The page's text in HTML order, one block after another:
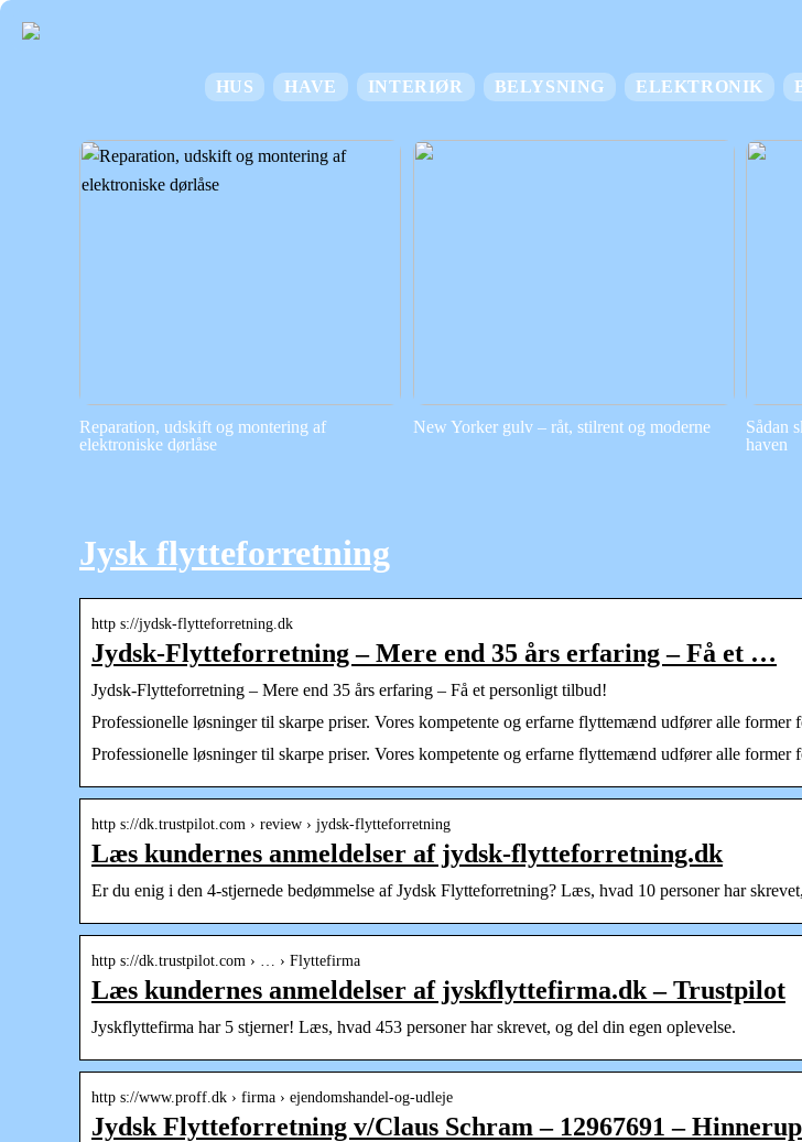
HUS HAVE INTERIØR BELYSNING ELEKTRONIK
Reparation, udskift og montering af
elektroniske dørlåse
New Yorker gulv – råt, stilrent og moderne
Sådan
haven
Jysk flytteforretning
http s://jydsk-flytteforretning.dk
Jydsk-Flytteforretning – Mere end 35 års erfaring – Få et …
Jydsk-Flytteforretning – Mere end 35 års erfaring – Få et personligt tilbud!
Professionelle løsninger til skarpe priser. Vores kompetente og erfarne flyttemænd udfører alle
Professionelle løsninger til skarpe priser. Vores kompetente og erfarne flyttemænd udfører alle
http s://dk.trustpilot.com › review › jydsk-flytteforretning
Læs kundernes anmeldelser af jydsk-flytteforretning.dk
Er du enig i den 4-stjernede bedømmelse af Jydsk Flytteforretning? Læs, hvad 10 personer har
http s://dk.trustpilot.com › … › Flyttefirma
Læs kundernes anmeldelser af jyskflyttefirma.dk – Trustpilot
Jyskflyttefirma har 5 stjerner! Læs, hvad 453 personer har skrevet, og del din egen oplevelse.
http s://www.proff.dk › firma › ejendomshandel-og-udleje
Jydsk Flytteforretning v/Claus Schram – 12967691 – Hinnerup